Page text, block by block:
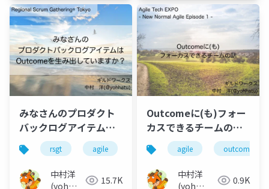
みなさんのプロダクト
バックログアイテムは
Outcomeを生み出して
いますか？
rsgt agile outcome scrum
中村洋
(yoh
15.7K
Outcomeに(も)フォー
カスできるチームの話 :
A team that can also
focus on Outcome
agile outcome
中村洋
(yoh
0.9K